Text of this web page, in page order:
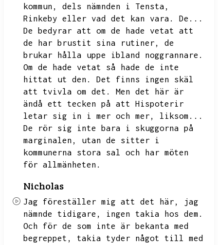
kommun,
dels nämnden i Tensta,
Rinkeby eller vad det kan vara.
De...
De bedyrar att om de hade vetat att
de har brustit sina rutiner,
de
brukar hålla uppe ibland noggrannare.
Om de hade vetat så hade de inte
hittat ut den.
Det finns ingen skäl
att tvivla om det.
Men det här är
ändå ett tecken på att Hispoterir
letar sig in i mer och mer,
liksom...
De rör sig inte bara i skuggorna på
marginalen,
utan de sitter i
kommunerna stora sal och har möten
för allmänheten.
Nicholas
Jag föreställer mig att det här,
jag
nämnde tidigare,
ingen takia hos dem.
Och för de som inte är bekanta med
begreppet,
takia tyder något till med